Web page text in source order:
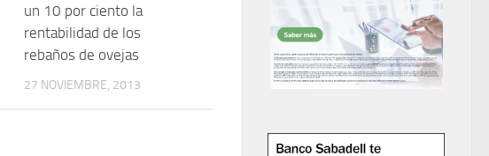
un 10 por ciento la
rentabilidad de los
rebaños de ovejas
27 NOVIEMBRE, 2013